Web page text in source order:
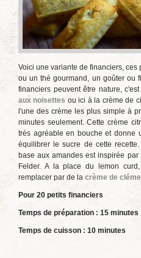
Voici une variante de financiers, ces
ou un thé gourmand, un goûter ou
financiers peuvent être nature,
aux noisettes ou ici à la crème de
l'une des crème les plus simple à
minutes seulement. Cette crème
très agréable en bouche et donne
équilibrer le sucre de cette
base aux amandes est inspirée
Felder. A la place du lemon
remplacer par de la crème de
Pour 20 petits financiers
Temps de préparation : 15 minutes
Temps de cuisson : 10 minutes